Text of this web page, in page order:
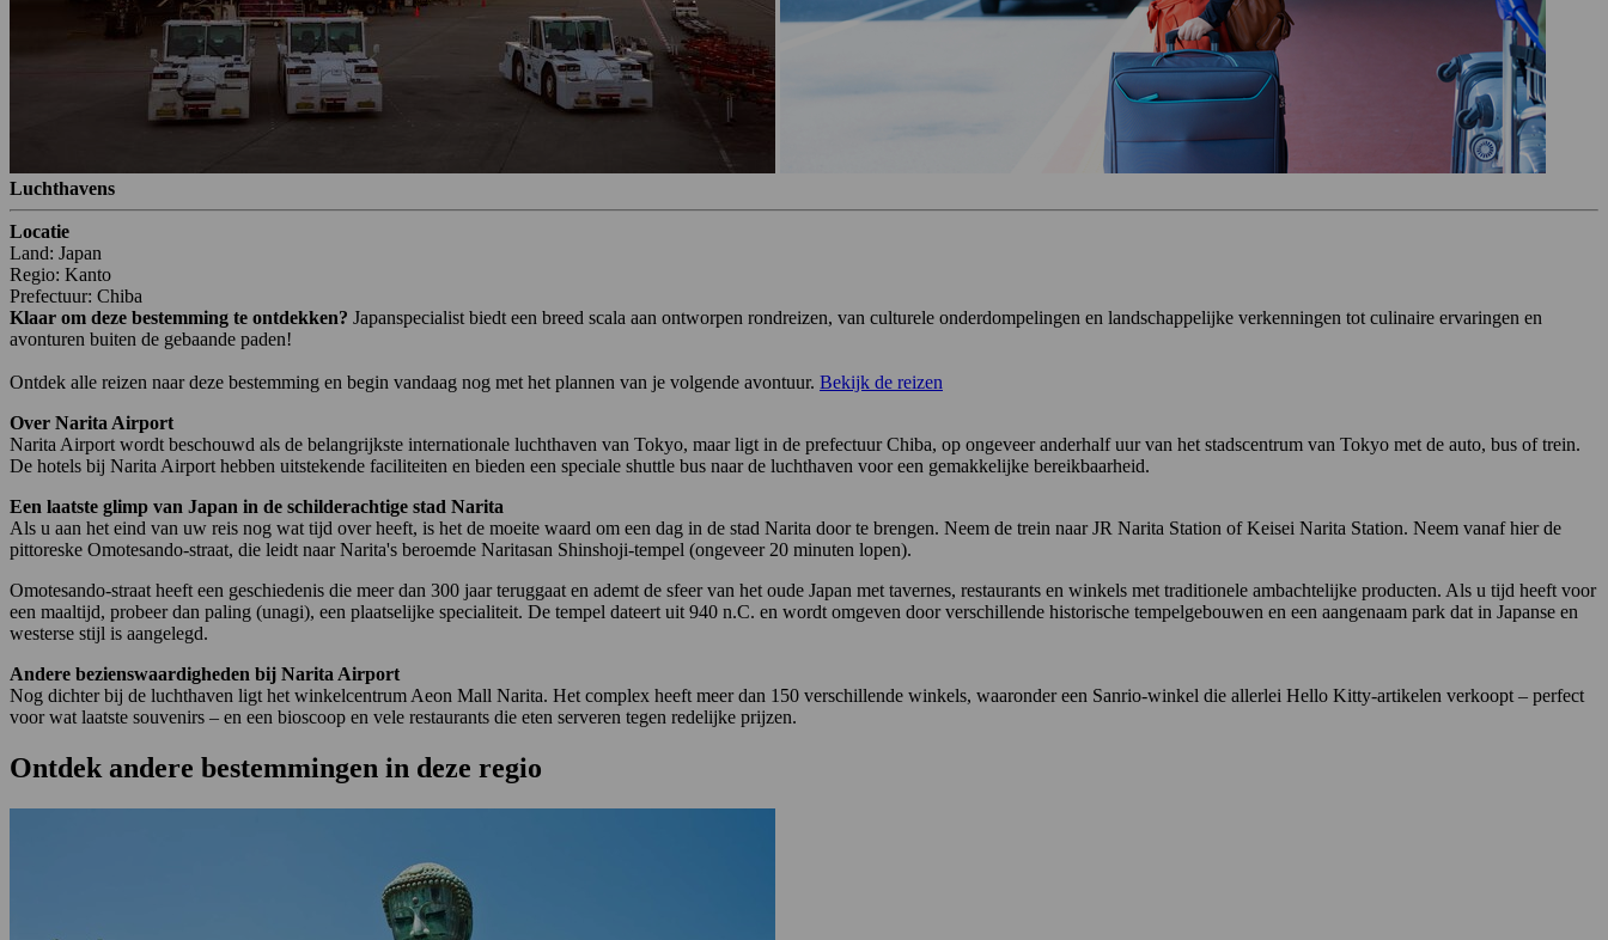
Luchthavens
Locatie
Land: Japan
Regio: Kanto
Prefectuur: Chiba
Klaar om deze bestemming te ontdekken? Japanspecialist biedt een breed scala aan ontworpen rondreizen, van culturele onderdompelingen en landschappelijke verkenningen tot culinaire ervaringen en
avonturen buiten de gebaande paden!
Ontdek alle reizen naar deze bestemming en begin vandaag nog met het plannen van je volgende avontuur. Bekijk de reizen
Over Narita Airport
Narita Airport wordt beschouwd als de belangrijkste internationale luchthaven van Tokyo, maar ligt in de prefectuur Chiba, op ongeveer anderhalf uur van het stadscentrum van Tokyo met de auto, bus of trein.
De hotels bij Narita Airport hebben uitstekende faciliteiten en bieden een speciale shuttle bus naar de luchthaven voor een gemakkelijke bereikbaarheid.
Een laatste glimp van Japan in de schilderachtige stad Narita
Als u aan het eind van uw reis nog wat tijd over heeft, is het de moeite waard om een dag in de stad Narita door te brengen. Neem de trein naar JR Narita Station of Keisei Narita Station. Neem vanaf hier de
pittoreske Omotesando-straat, die leidt naar Narita's beroemde Naritasan Shinshoji-tempel (ongeveer 20 minuten lopen).
Omotesando-straat heeft een geschiedenis die meer dan 300 jaar teruggaat en ademt de sfeer van het oude Japan met tavernes, restaurants en winkels met traditionele ambachtelijke producten. Als u tijd heeft voor
een maaltijd, probeer dan paling (unagi), een plaatselijke specialiteit. De tempel dateert uit 940 n.C. en wordt omgeven door verschillende historische tempelgebouwen en een aangenaam park dat in Japanse en
westerse stijl is aangelegd.
Andere bezienswaardigheden bij Narita Airport
Nog dichter bij de luchthaven ligt het winkelcentrum Aeon Mall Narita. Het complex heeft meer dan 150 verschillende winkels, waaronder een Sanrio-winkel die allerlei Hello Kitty-artikelen verkoopt – perfect
voor wat laatste souvenirs – en een bioscoop en vele restaurants die eten serveren tegen redelijke prijzen.
Ontdek andere bestemmingen in deze regio